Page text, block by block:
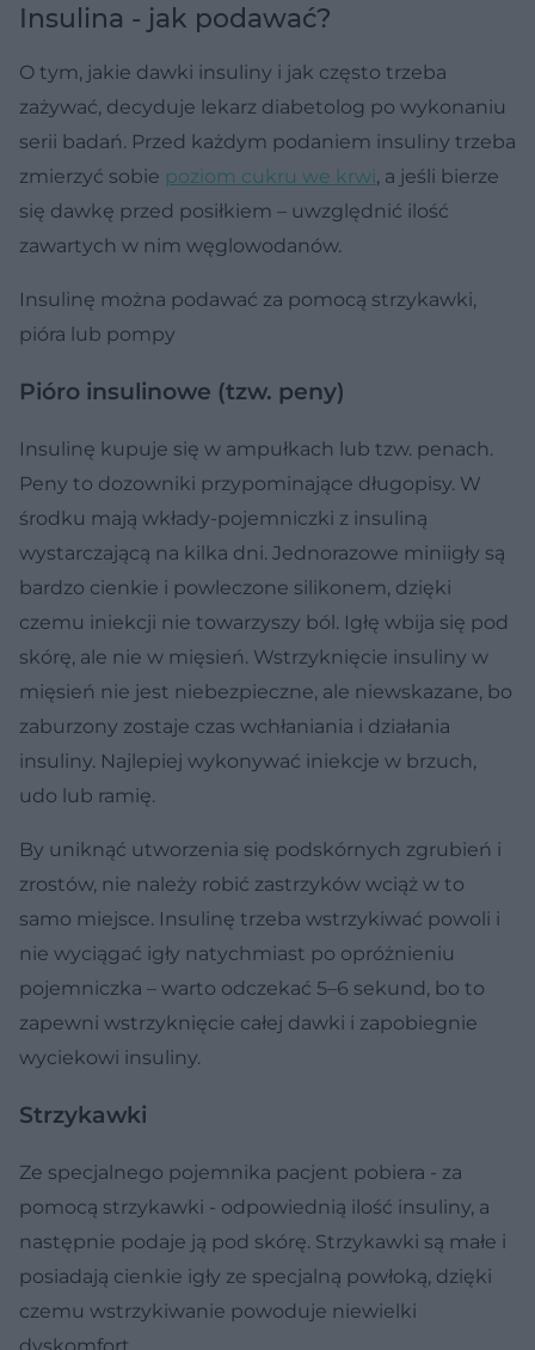
Insulina - jak podawać?
O tym, jakie dawki insuliny i jak często trzeba
zażywać, decyduje lekarz diabetolog po wykonaniu
serii badań. Przed każdym podaniem insuliny trzeba
zmierzyć sobie poziom cukru we krwi, a jeśli bierze
się dawkę przed posiłkiem – uwzględnić ilość
zawartych w nim węglowodanów.
Insulinę można podawać za pomocą strzykawki,
pióra lub pompy
Pióro insulinowe (tzw. peny)
Insulinę kupuje się w ampułkach lub tzw. penach.
Peny to dozowniki przypominające długopisy. W
środku mają wkłady-pojemniczki z insuliną
wystarczającą na kilka dni. Jednorazowe miniigły są
bardzo cienkie i powleczone silikonem, dzięki
czemu iniekcji nie towarzyszy ból. Igłę wbija się pod
skórę, ale nie w mięsień. Wstrzyknięcie insuliny w
mięsień nie jest niebezpieczne, ale niewskazane, bo
zaburzony zostaje czas wchłaniania i działania
insuliny. Najlepiej wykonywać iniekcje w brzuch,
udo lub ramię.
By uniknąć utworzenia się podskórnych zgrubień i
zrostów, nie należy robić zastrzyków wciąż w to
samo miejsce. Insulinę trzeba wstrzykiwać powoli i
nie wyciągać igły natychmiast po opróżnieniu
pojemniczka – warto odczekać 5–6 sekund, bo to
zapewni wstrzyknięcie całej dawki i zapobiegnie
wyciekowi insuliny.
Strzykawki
Ze specjalnego pojemnika pacjent pobiera - za
pomocą strzykawki - odpowiednią ilość insuliny, a
następnie podaje ją pod skórę. Strzykawki są małe i
posiadają cienkie igły ze specjalną powłoką, dzięki
czemu wstrzykiwanie powoduje niewielki
dyskomfort.